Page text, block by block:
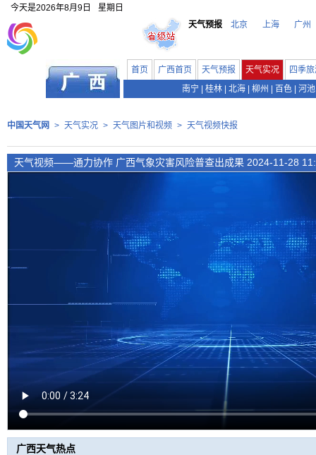
今天是2026年8月9日
星期日
天气预报
北京 上海 广州
首页 广西首页 天气预报 天气实况
四季
南宁
桂林 北海 柳州 百色 河池
中国天气网 > 天气实况 > 天气图片和视频 > 天气视频快报
天气视频——通力协作 广西气象灾害风险普查出成果 2024-11-28
广西天气热点